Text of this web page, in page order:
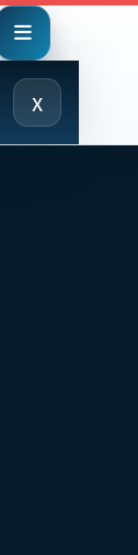
x
Close
Menu